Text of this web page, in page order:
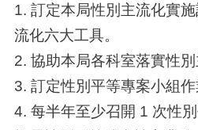
1. 訂定本局性別主流化實
流化六大工具。
2. 協助本局各科室落實性別
3. 訂定性別平等專案小組作
4. 每半年至少召開 1 次性